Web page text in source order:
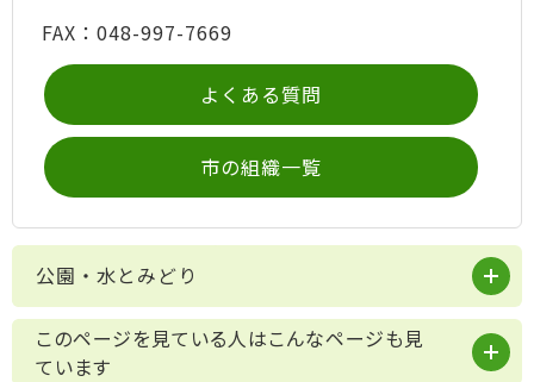
FAX：048-997-7669
よくある質問
市の組織一覧
公園・水とみどり
このページを見ている人はこんなページも見
ています